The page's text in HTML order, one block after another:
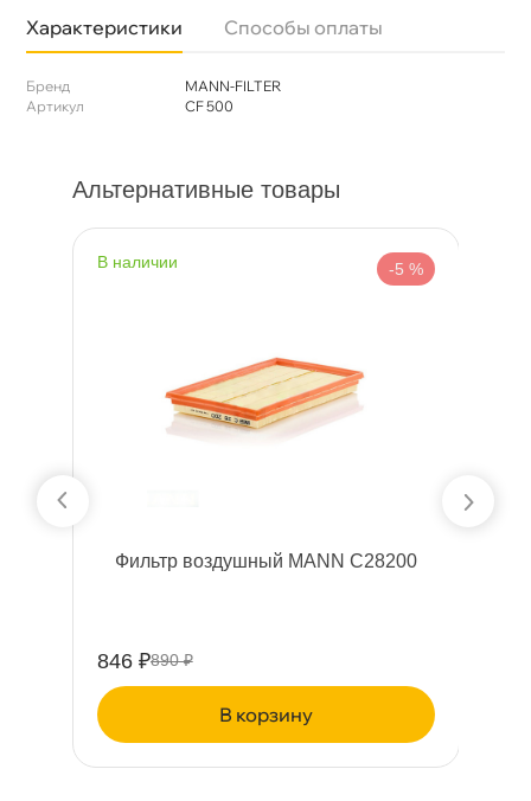
Характеристики Способы оплаты
Бренд
MANN-FILTER
Артикул
CF 500
Альтернативные товары
наличии -5 %
Фильтр воздушный MANN C28200
846 ₽890 ₽
корзину